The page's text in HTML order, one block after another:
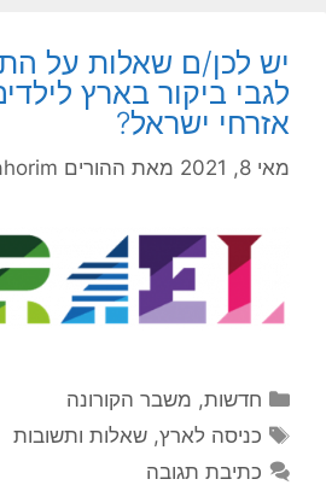
יש לכן/ם שאלות על
לגבי ביקור בארץ
אזרחי ישראל?
מאי 8, 2021 מאת ההורים Hahorim
קטגוריות
חדשות, משבר הקורונה
תגיות
כניסה לארץ,שאלות ותשובות
כתיבת תגובה